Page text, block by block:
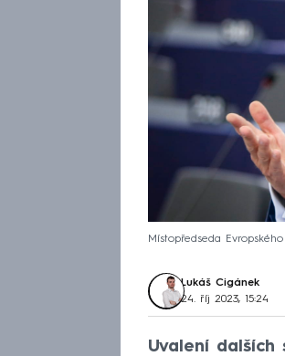
Místopředseda
Lukáš Cigánek
24. říj 2023, 15:24
Uvalení dalších